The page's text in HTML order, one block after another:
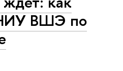
ВШЭ по